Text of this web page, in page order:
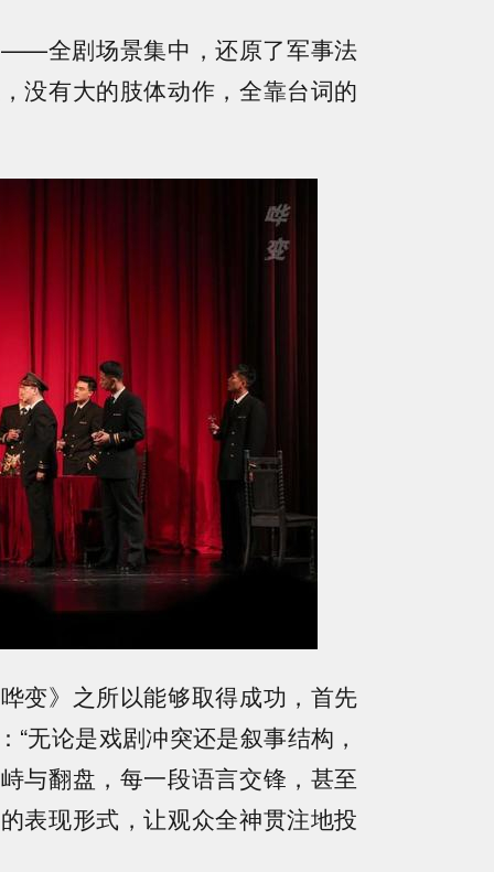
全剧场景集中，还原了军事法
没有大的肢体动作，全靠台词的
变》之所以能够取得成功，首先
无论是戏剧冲突还是叙事结构，
与翻盘，每一段语言交锋，甚至
表现形式，让观众全神贯注地投